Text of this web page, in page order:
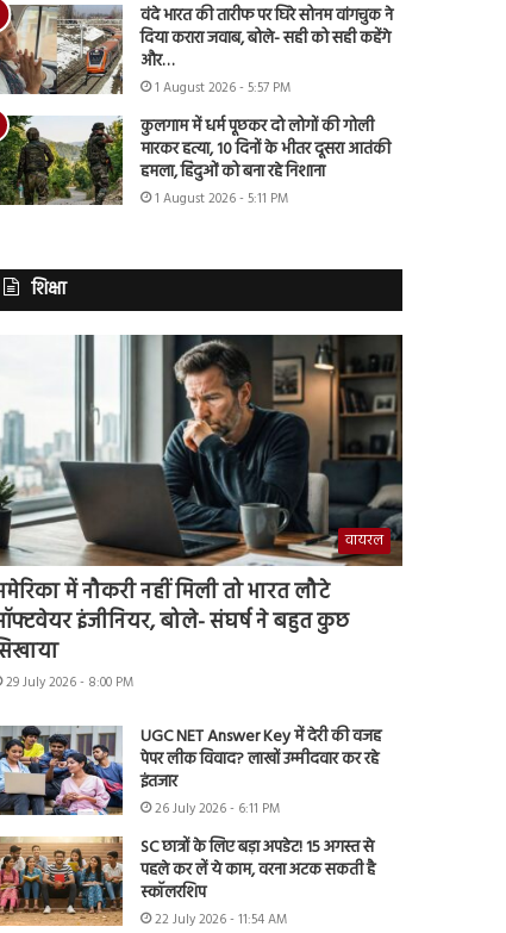
वंदे भारत की तारीफ पर घिरे सोनम वांगचुक ने
दिया करारा जवाब, बोले- सही को सही कहेंगे
और…
1 August 2026 - 5:57 PM
कुलगाम में धर्म पूछकर दो लोगों की गोली
मारकर हत्या, 10 दिनों के भीतर दूसरा आतंकी
हमला, हिंदुओं को बना रहे निशाना
1 August 2026 - 5:11 PM
शिक्षा
वायरल
में नौकरी नहीं मिली तो भारत लौटे
इंजीनियर, बोले- संघर्ष ने बहुत कुछ
29 July 2026 - 8:00 PM
UGC NET Answer Key में देरी की वजह
पेपर लीक विवाद? लाखों उम्मीदवार कर रहे
इंतजार
26 July 2026 - 6:11 PM
SC छात्रों के लिए बड़ा अपडेट! 15 अगस्त से
पहले कर लें ये काम, वरना अटक सकती है
स्कॉलरशिप
22 July 2026 - 11:54 AM